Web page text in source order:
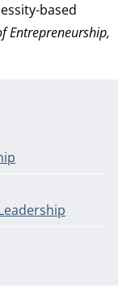
based
Entrepreneurship,